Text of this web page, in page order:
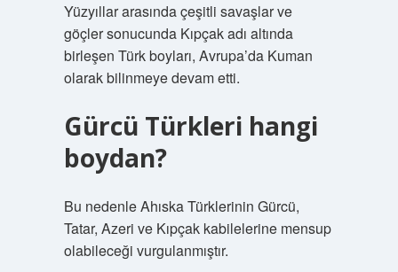
Yüzyıllar arasında çeşitli savaşlar ve
göçler sonucunda Kıpçak adı altında
birleşen Türk boyları, Avrupa’da Kuman
olarak bilinmeye devam etti.
Gürcü Türkleri hangi
boydan?
Bu nedenle Ahıska Türklerinin Gürcü,
Tatar, Azeri ve Kıpçak kabilelerine mensup
olabileceği vurgulanmıştır.